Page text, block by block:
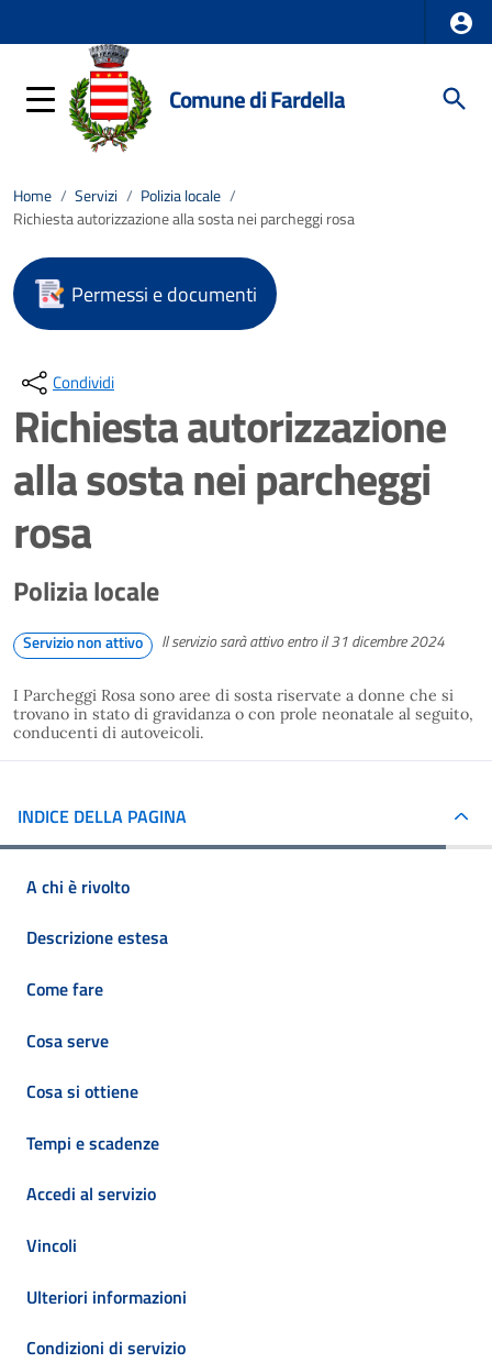
Comune di Fardella
Home / Servizi / Polizia locale /
Richiesta autorizzazione alla sosta nei parcheggi rosa
Permessi e documenti
Condividi
Richiesta autorizzazione
alla sosta nei parcheggi
rosa
Polizia locale
Servizio non attivo Il servizio sarà attivo entro il 31 dicembre 2024
I Parcheggi Rosa sono aree di sosta riservate a donne che si
trovano in stato di gravidanza o con prole neonatale al seguito,
conducenti di autoveicoli.
INDICE DELLA PAGINA
A chi è rivolto
Descrizione estesa
Come fare
Cosa serve
Cosa si ottiene
Tempi e scadenze
Accedi al servizio
Vincoli
Ulteriori informazioni
Condizioni di servizio